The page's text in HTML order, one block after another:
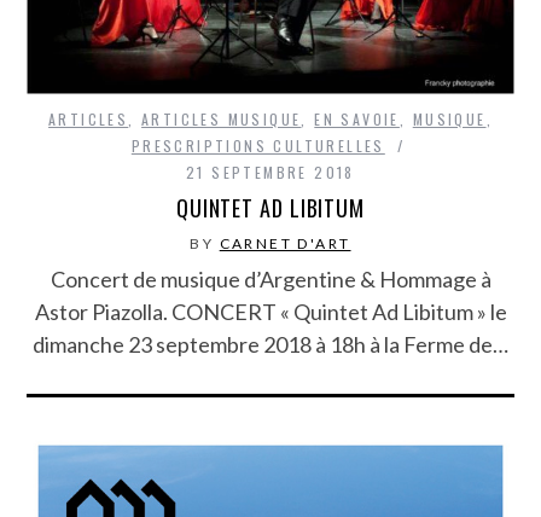
ARTICLES ,ARTICLES MUSIQUE ,EN SAVOIE MUSIQUE
PRESCRIPTIONS CULTURELLES
21 SEPTEMBRE 2018
QUINTET AD LIBITUM
BY CARNET D'ART
Concert de musique d’Argentine & Hommage à
Astor Piazolla. CONCERT « Quintet Ad Libitum » le
dimanche 23 septembre 2018 à 18h à la Ferme de…